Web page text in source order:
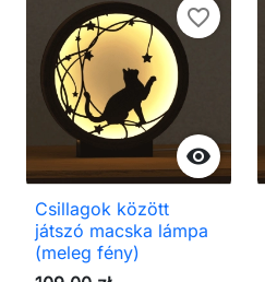

favorite_border
Csillagok között
játszó macska lámpa
(meleg fény)